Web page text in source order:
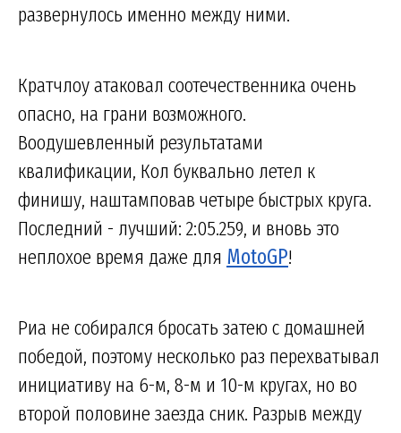
развернулось именно между ними.
Кратчлоу атаковал соотечественника очень
опасно, на грани возможного.
Воодушевленный результатами
квалификации, Кол буквально летел к
финишу, наштамповав четыре быстрых круга.
Последний - лучший: 2:05.259, и вновь это
неплохое время даже для MotoGP!
Риа не собирался бросать затею с домашней
победой, поэтому несколько раз перехватывал
инициативу на 6-м, 8-м и 10-м кругах, но во
второй половине заезда сник. Разрыв между